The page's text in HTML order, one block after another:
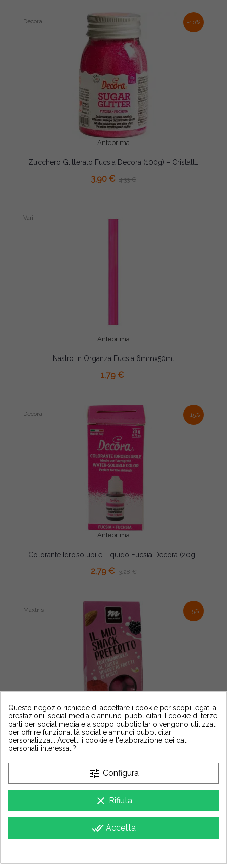
-10%
Anteprima
Decora
3,90 € 4,33 €
Anteprima
Vari
Nastro in Organza Fucsia 6mmx50mt
1,79 €
-15%
Anteprima
Decora
2,79 € 3,28 €
-5%
Anteprima
Maxtris
3,90 € 4,10 €
Questo negozio richiede di accettare i cookie per scopi legati a
prestazioni, social media e annunci pubblicitari. I cookie di terze
parti per social media e a scopo pubblicitario vengono utilizzati
per offrire funzionalità social e annunci pubblicitari
personalizzati. Accetti i cookie e l'elaborazione dei dati
personali interessati?
tune Configura
clear Rifiuta
done_all Accetta